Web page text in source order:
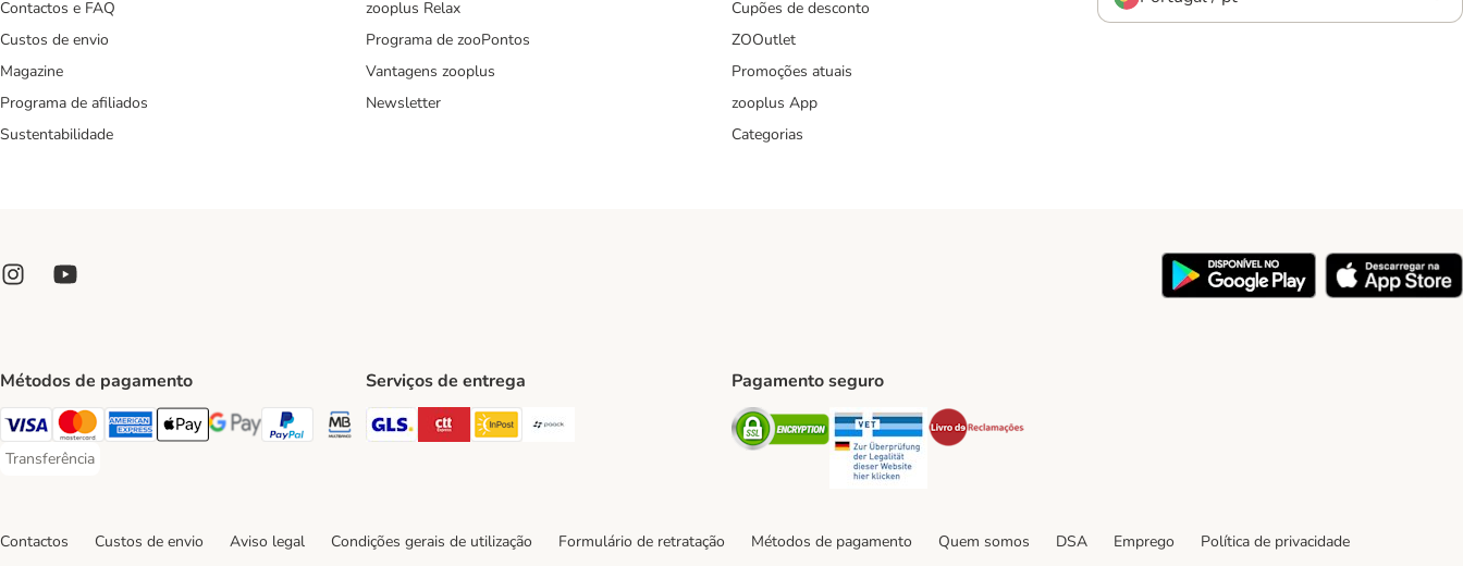
Contactos e FAQ
Custos de envio
Magazine
Programa de afiliados
Sustentabilidade
zooplus Relax
Programa de zooPontos
Vantagens zooplus
Newsletter
Cupões de desconto
ZOOutlet
Promoções atuais
zooplus App
Categorias
Métodos de pagamento
Visa Payment Method
Mastercard Payment Method
American Express Payment Method
Apple Pay Payment Method
Google Pay Payment Method
PayPal Payment Method
Multibanco Payment Method
Transferência
Transferência Payment Method
Serviços de entrega
GLS Shipping Method
CTTExpress Shipping Method
InPost Shipping Method
Paack Shipping Method
Pagamento seguro
Security Security
Contactos Custos de envio Aviso legal Condições gerais de utilização Formulário de retratação Métodos de pagamento Quem somos DSA Emprego
Política de privacidade